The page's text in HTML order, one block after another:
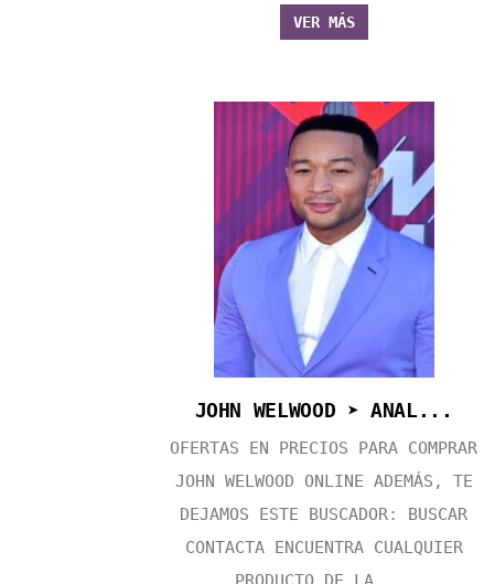
VER MÁS
JOHN WELWOOD ➤ ANAL...
OFERTAS EN PRECIOS PARA COMPRAR
JOHN WELWOOD ONLINE ADEMÁS, TE
DEJAMOS ESTE BUSCADOR: BUSCAR
CONTACTA ENCUENTRA CUALQUIER